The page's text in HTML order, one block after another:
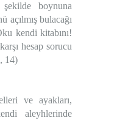
şekilde boynuna
açılmış bulacağı
kendi kitabını!
hesap sorucu
14)
ve ayakları,
aleyhlerinde